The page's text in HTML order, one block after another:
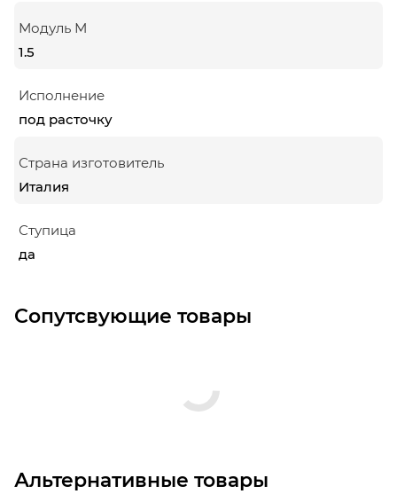
Модуль М
1.5
Исполнение
под расточку
Страна изготовитель
Италия
Ступица
да
Сопутсвующие товары
Альтернативные товары